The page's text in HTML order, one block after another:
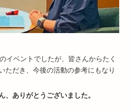
イベントでしたが、皆さんからたく
ただき、今後の活動の参考にもなり
、ありがとうございました。